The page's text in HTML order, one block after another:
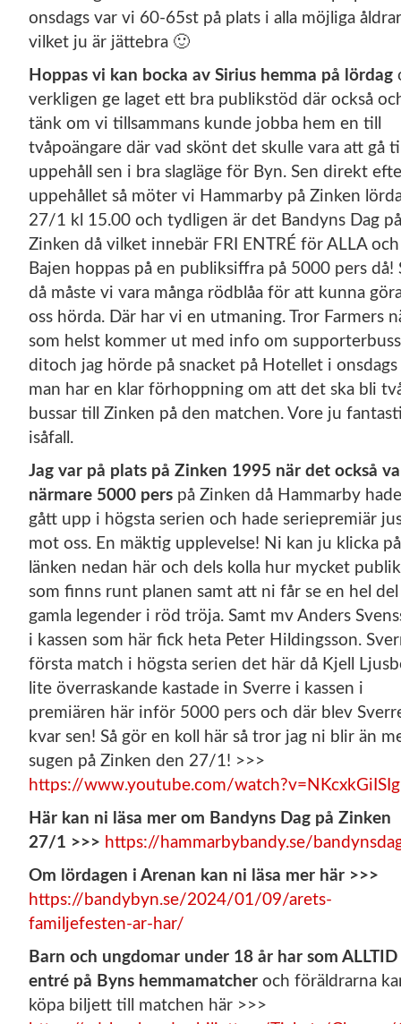
onsdags var vi 60-65st på plats i alla möjliga åldrar
vilket ju är jättebra 🙂
Hoppas vi kan bocka av Sirius hemma på lördag
verkligen ge laget ett bra publikstöd där också
tänk om vi tillsammans kunde jobba hem en till
tvåpoängare där vad skönt det skulle vara att gå
uppehåll sen i bra slagläge för Byn. Sen direkt
uppehållet så möter vi Hammarby på Zinken
27/1 kl 15.00 och tydligen är det Bandyns Dag på
Zinken då vilket innebär FRI ENTRÉ för ALLA och
Bajen hoppas på en publiksiffra på 5000 pers då!
då måste vi vara många rödblåa för att kunna
oss hörda. Där har vi en utmaning. Tror Farmers
som helst kommer ut med info om supporterbuss
ditoch jag hörde på snacket på Hotellet i
man har en klar förhoppning om att det ska bli
bussar till Zinken på den matchen. Vore ju
isåfall.
Jag var på plats på Zinken 1995 när det också
närmare 5000 pers på Zinken då Hammarby hade
gått upp i högsta serien och hade seriepremiär
mot oss. En mäktig upplevelse! Ni kan ju klicka på
länken nedan här och dels kolla hur mycket publik
som finns runt planen samt att ni får se en hel del
gamla legender i röd tröja. Samt mv Anders
i kassen som här fick heta Peter Hildingsson.
första match i högsta serien det här då Kjell
lite överraskande kastade in Sverre i kassen i
premiären här inför 5000 pers och där blev
kvar sen! Så gör en koll här så tror jag ni blir än
sugen på Zinken den 27/1! >>>
https://www.youtube.com/watch?v=NKcxkGiISIg
Här kan ni läsa mer om Bandyns Dag på Zinken
27/1 >>> https://hammarbybandy.se/
Om lördagen i Arenan kan ni läsa mer här >>>
https://bandybyn.se/2024/01/09/arets-
familjefesten-ar-har/
Barn och ungdomar under 18 år har som
entré på Byns hemmamatcher och föräldrarna
köpa biljett till matchen här >>>